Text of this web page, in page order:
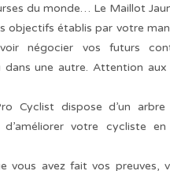
du monde… Le Maillot
objectifs établis par votre
négocier vos futurs
une autre. Attention aux
Cyclist dispose d’un
d’améliorer votre cycliste
vous avez fait vos preuves,